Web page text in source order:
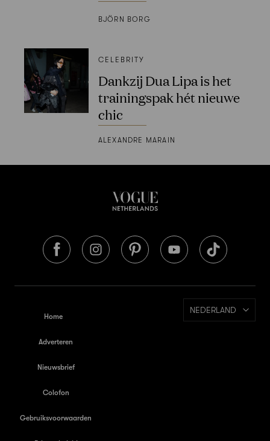
BJÖRN BORG
CELEBRITY
Dankzij Dua Lipa is het
trainingspak hét nieuwe
chic
ALEXANDRE MARAIN
Home
Adverteren
Nieuwsbrief
Colofon
Gebruiksvoorwaarden
NEDERLAND